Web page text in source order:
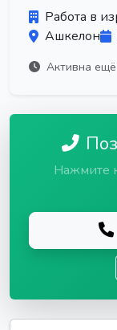
Работа в
Ашкелон
Активна
Нажмите